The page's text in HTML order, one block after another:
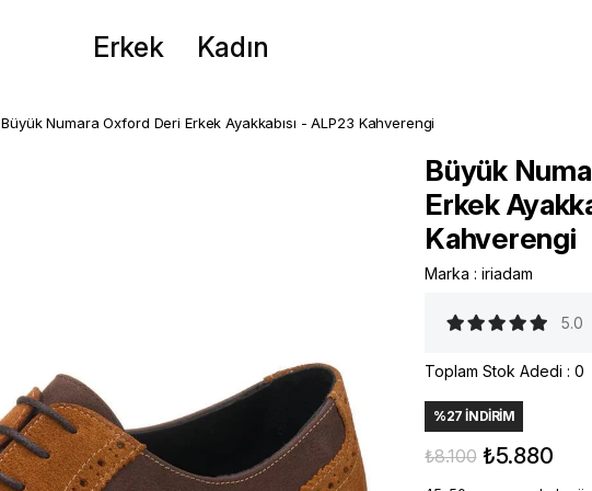
Erkek Kadın
Büyük Numara Oxford Deri Erkek Ayakkabısı - ALP23 Kahverengi
Büyük
Erkek
Kahverengi
Marka : iriadam
5.0
Toplam Stok Adedi : 0
%27 İNDIRIM
₺8.100 ₺5.880